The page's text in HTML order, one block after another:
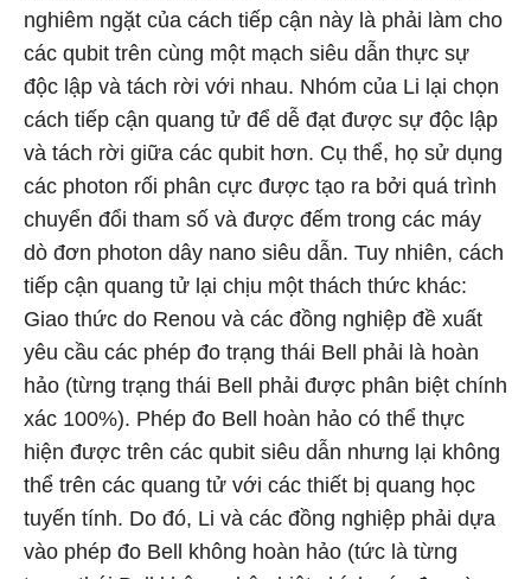
nghiêm ngặt của cách tiếp cận này là phải làm cho
các qubit trên cùng một mạch siêu dẫn thực sự
độc lập và tách rời với nhau. Nhóm của Li lại chọn
cách tiếp cận quang tử để dễ đạt được sự độc lập
và tách rời giữa các qubit hơn. Cụ thể, họ sử dụng
các photon rối phân cực được tạo ra bởi quá trình
chuyển đổi tham số và được đếm trong các máy
dò đơn photon dây nano siêu dẫn. Tuy nhiên, cách
tiếp cận quang tử lại chịu một thách thức khác:
Giao thức do Renou và các đồng nghiệp đề xuất
yêu cầu các phép đo trạng thái Bell phải là hoàn
hảo (từng trạng thái Bell phải được phân biệt chính
xác 100%). Phép đo Bell hoàn hảo có thể thực
hiện được trên các qubit siêu dẫn nhưng lại không
thể trên các quang tử với các thiết bị quang học
tuyến tính. Do đó, Li và các đồng nghiệp phải dựa
vào phép đo Bell không hoàn hảo (tức là từng